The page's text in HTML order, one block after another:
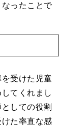
ったことで
受けた児童
てくれまし
しての役割
た率直な感